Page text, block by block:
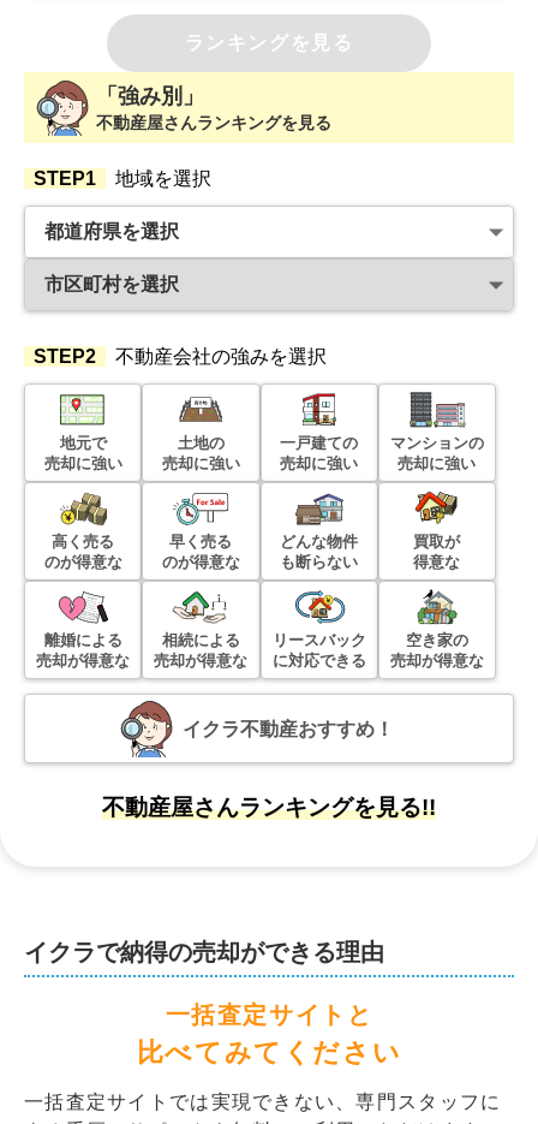
ランキングを見る
「強み別」
不動産屋さんランキングを見る
STEP1 地域を選択
STEP2 不動産会社の強みを選択
地元で
売却に強い
土地の
売却に強い
一戸建ての
売却に強い
マンションの
売却に強い
高く売る
のが得意な
早く売る
のが得意な
どんな物件
も断らない
買取が
得意な
離婚による
売却が得意な
相続による
売却が得意な
リースバック
に対応できる
空き家の
売却が得意な
イクラ不動産おすすめ！
不動産屋さんランキングを見る!!
イクラで納得の売却ができる理由
一括査定サイトと
比べてみてください
一括査定サイトでは実現できない、専門スタッフに